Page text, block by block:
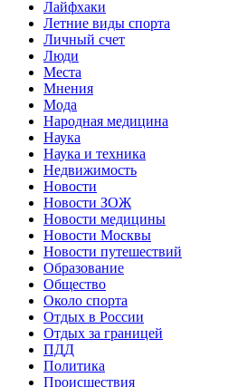
Лайфхаки
Летние виды спорта
Личный счет
Люди
Места
Мнения
Мода
Народная медицина
Наука
Наука и техника
Недвижимость
Новости
Новости ЗОЖ
Новости медицины
Новости Москвы
Новости путешествий
Образование
Общество
Около спорта
Отдых в России
Отдых за границей
ПДД
Политика
Происшествия